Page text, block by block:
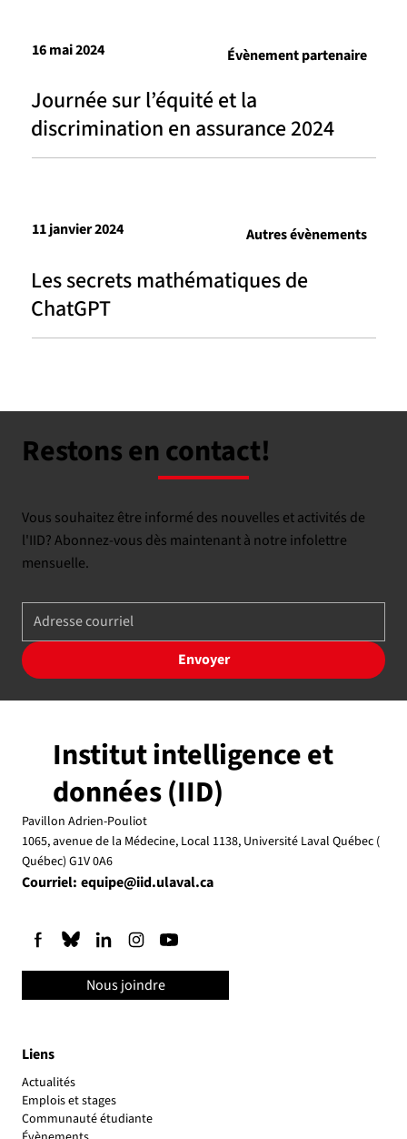
Journée sur l’équité et la
discrimination en assurance 2024
16 mai 2024 Évènement partenaire
Les secrets mathématiques de
ChatGPT
11 janvier 2024 Autres évènements
Restons en contact!
Vous souhaitez être informé des nouvelles et activités de
l'IID? Abonnez-vous dès maintenant à notre infolettre
mensuelle.
Envoyer
Liens
Actualités
Emplois et stages
Communauté étudiante
Institut intelligence et
données (IID)
Pavillon Adrien-Pouliot
1065, avenue de la Médecine, Local 1138, Université Laval Québec (
Québec) G1V 0A6
Courriel: equipe@iid.ulaval.ca
Nous joindre